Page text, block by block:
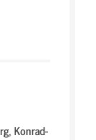
Konrad-